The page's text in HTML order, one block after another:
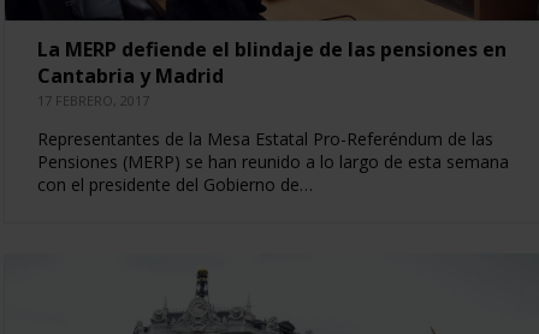
La MERP defiende el blindaje de las pensiones en
Cantabria y Madrid
17 FEBRERO, 2017
Representantes de la Mesa Estatal Pro-Referéndum de las
Pensiones (MERP) se han reunido a lo largo de esta semana
con el presidente del Gobierno de…